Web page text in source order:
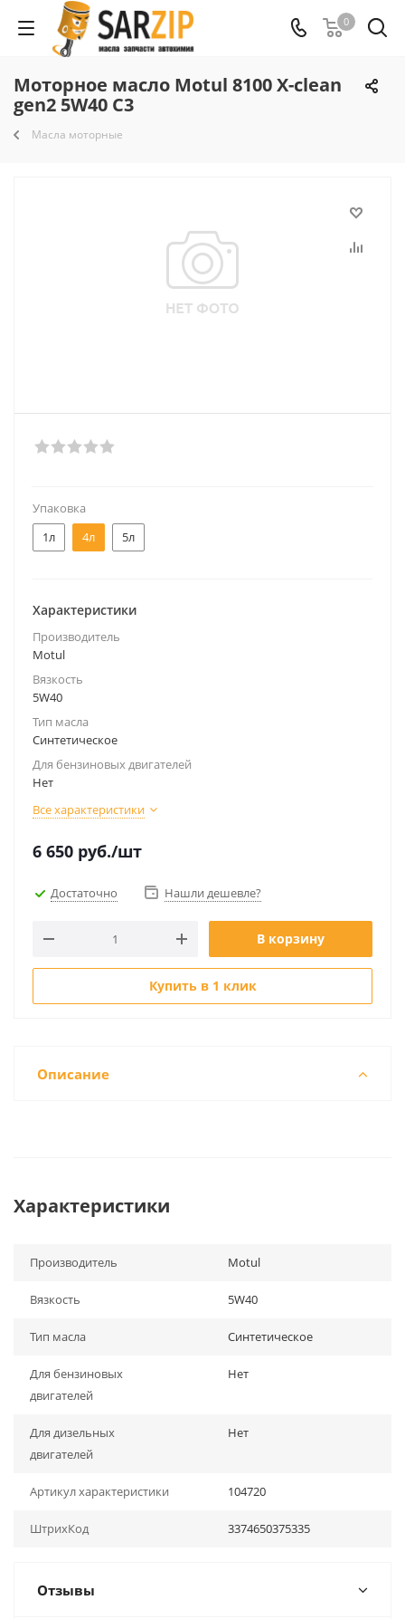
0
Моторное масло Motul 8100 X-clean
gen2 5W40 C3
Масла моторные
Упаковка
1л
4л 5л
Характеристики
Производитель
Motul
Вязкость
5W40
Тип масла
Синтетическое
Для бензиновых двигателей
Нет
Все характеристики
6 650 руб./шт
Достаточно Нашли дешевле?
В корзину
Купить в 1 клик
Описание
Характеристики
Производитель Motul
Вязкость 5W40
Тип масла Синтетическое
Для бензиновых
двигателей
Нет
Для дизельных
двигателей
Нет
Артикул характеристики 104720
ШтрихКод 3374650375335
Отзывы